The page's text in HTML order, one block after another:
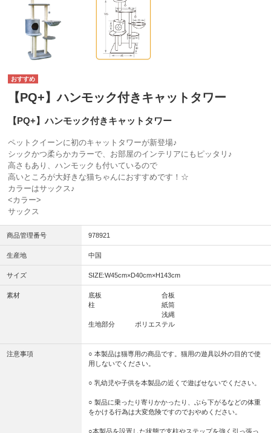
【PQ+】ハンモック付きキャットタワー
【PQ+】ハンモック付きキャットタワー
ペットクイーンに初のキャットタワーが新登場♪
シックかつ柔らかカラーで、お部屋のインテリアにもピッタリ♪
高さもあり、ハンモックも付いているので
高いところが大好きな猫ちゃんにおすすめです！☆
カラーはサックス♪
<カラー>
サックス
商品管理番号 978921
生産地 中国
サイズ SIZE:W45cm×D40cm×H143cm
素材
底板 合板
柱 紙筒
浅縄
生地部分 ポリエステル
注意事項
○ 本製品は猫専用の商品です。猫用の遊具以外の目的で使
用しないでください。
○ 乳幼児や子供を本製品の近くで遊ばせないでください。
○ 製品に乗ったり寄りかかったり、ぶら下がるなどの体重
をかける行為は大変危険ですのでおやめください。
○本製品を設置した状態で支柱やステップを強く引っ張っ